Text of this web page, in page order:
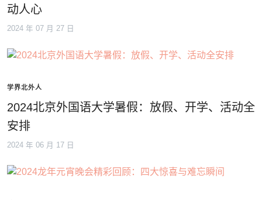
动人心
2024 年 07 月 27 日
学界北外人
2024北京外国语大学暑假：放假、开学、活动全
安排
2024 年 06 月 17 日